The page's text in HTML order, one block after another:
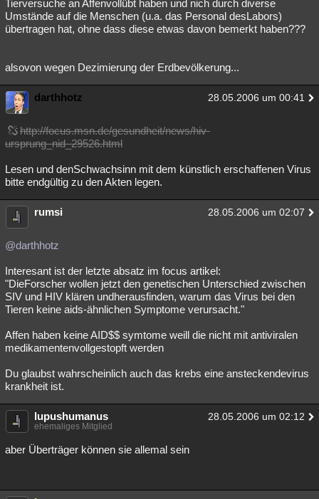
Tierversuche an Affenvollübt haben und nich durch diverse
Umstände auf die Menschen (u.a. das Personal desLabors)
übertragen hat, ohne dass diese etwas davon bemerkt haben???
alsovon wegen Dezimierung der Erdbevölkerung...
darthhotz 28.05.2006 um 00:41
http://focus.msn.de/gesundheit/news/hiv-
ursprung_nid_29526.html
Lesen und denSchwachsinn mit dem künstlich erschaffenen Virus
bitte endgültig zu den Akten legen.
rumsi 28.05.2006 um 02:07
@darthhotz
Interesant ist der letzte absatz im focus artikel:
"DieForscher wollen jetzt den genetischen Unterschied zwischen
SIV und HIV klären undherausfinden, warum das Virus bei den
Tieren keine aids-ähnlichen Symptome verursacht."
Affen haben keine AID$$ symtome weill die nicht mit antiviralen
medikamentenvollgestopft werden
Du glaubst wahrscheinlich auch das krebs eine ansteckendevirus
krankheit ist.
lupushumanus 28.05.2006 um 02:12
ehemaliges Mitglied
aber Überträger können sie allemal sein